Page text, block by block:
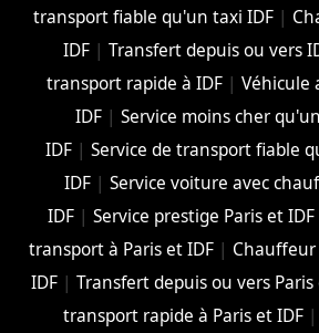
transport fiable qu'un taxi IDF |
IDF |Transfert depuis ou vers
transport rapide à IDF| Véhicule
IDF |Service moins cher
IDF |Service de transport fiable
IDF| Service voiture avec
IDF |Service prestige Paris et IDF
transport à Paris et IDF | Chauffeur
IDF |Transfert depuis ou vers Paris
transport rapide à Paris et IDF